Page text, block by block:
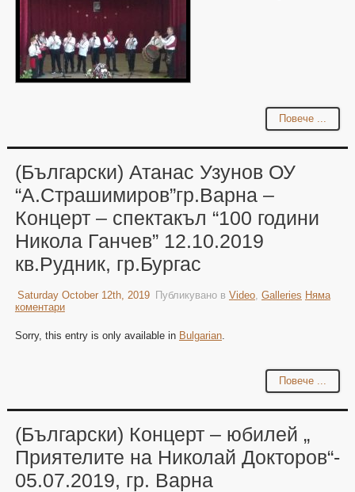
Повече ...
(Български) Атанас Узунов ОУ
“А.Страшимиров”гр.Варна –
Концерт – спектакъл “100 години
Никола Ганчев” 12.10.2019
кв.Рудник, гр.Бургас
Saturday October 12th, 2019 Публикувано в Video, Galleries Няма
коментари
Sorry, this entry is only available in Bulgarian.
Повече ...
(Български) Концерт – юбилей „
Приятелите на Николай Докторов“-
05.07.2019, гр. Варна